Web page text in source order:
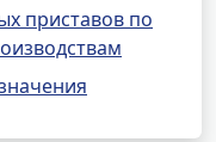
приставов по